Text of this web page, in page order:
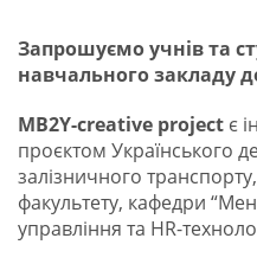
Запрошуємо учнів та
навчального закладу
MB2Y-creative project є
проєктом Українського
залізничного
факультету, кафедри
управління та HR-